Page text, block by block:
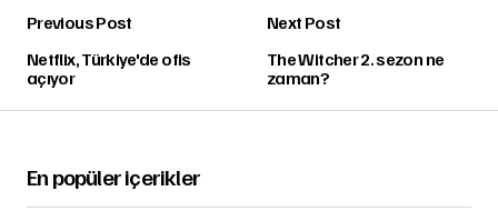
Previous Post
Netflix, Türkiye'de ofis
açıyor
Next Post
The Witcher 2. sezon ne
zaman?
En popüler içerikler